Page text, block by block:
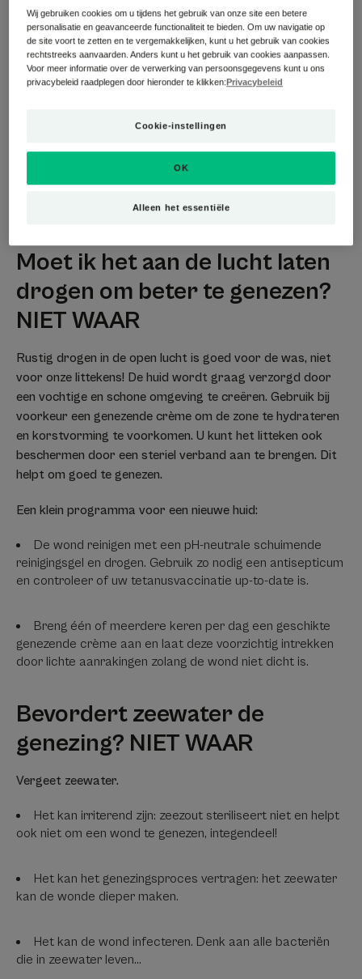
Het beroemde korstje dat we graag tevoorschijn zien
komen en onszelf feliciteren met een goede genezing? Niet
zo leuk eigenlijk, want een korst is niet nodig voor
genezing. Het tegendeel is waar: een huid die minder
Oké, dus hoe voorkomen we dit? Antwoord in de volgende
vraag!
Moet ik het aan de lucht laten
drogen om beter te genezen?
NIET WAAR
Rustig drogen in de open lucht is goed voor de was, niet
voor onze littekens! De huid wordt graag verzorgd door
een vochtige en schone omgeving te creëren. Gebruik bij
voorkeur een genezende crème om de zone te hydrateren
en korstvorming te voorkomen. U kunt het litteken ook
beschermen door een steriel verband aan te brengen. Dit
helpt om goed te genezen.
Een klein programma voor een nieuwe huid:
De wond reinigen met een pH-neutrale schuimende
reinigingsgel en drogen. Gebruik zo nodig een antisepticum
en controleer of uw tetanusvaccinatie up-to-date is.
Breng één of meerdere keren per dag een geschikte
genezende crème aan en laat deze voorzichtig intrekken
door lichte aanrakingen zolang de wond niet dicht is.
Bevordert zeewater de
genezing? NIET WAAR
Vergeet zeewater.
Het kan irriterend zijn: zeezout steriliseert niet en helpt
ook niet om een wond te genezen, integendeel!
Het kan het genezingsproces vertragen: het zeewater
kan de wonde dieper maken.
Het kan de wond infecteren. Denk aan alle bacteriën
die in zeewater leven...
Wij gebruiken cookies om u tijdens het gebruik van onze site een betere
personalisatie en geavanceerde functionaliteit te bieden. Om uw navigatie op
de site voort te zetten en te vergemakkelijken, kunt u het gebruik van cookies
rechtstreeks aanvaarden. Anders kunt u het gebruik van cookies aanpassen.
Voor meer informatie over de verwerking van persoonsgegevens kunt u ons
privacybeleid raadplegen door hieronder te klikken:Privacybeleid
Cookie-instellingen
Alleen het essentiële
OK